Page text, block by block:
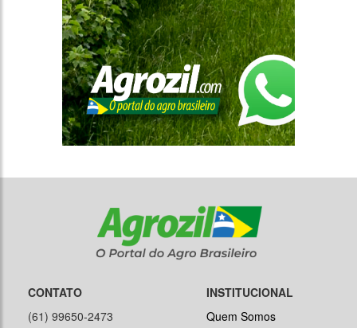
CONTATO
(61) 99650-2473
INSTITUCIONAL
Quem Somos